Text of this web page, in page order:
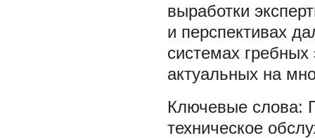
выработки
и перспективах
системах гребных
актуальных на
техническое